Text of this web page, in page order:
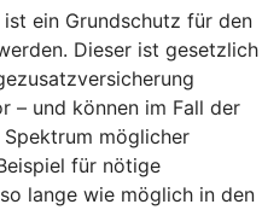
ist ein Grundschutz für den
Dieser ist gesetzlich
– und können im Fall der
möglicher
für nötige
lange wie möglich in den